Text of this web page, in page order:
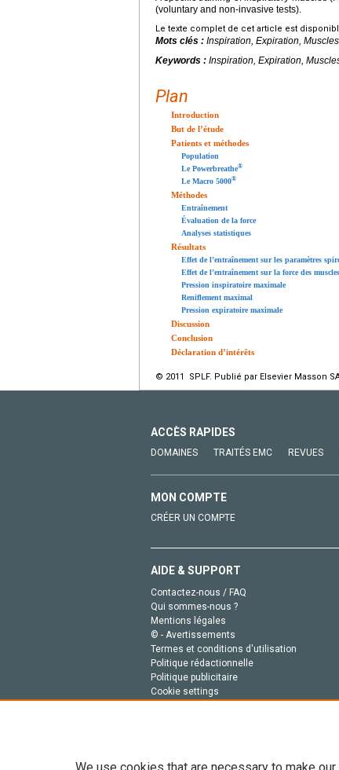
(voluntary and non-invasive tests).
Le texte complet de cet article est
Mots clés : Inspiration, Expiration,
Keywords : Inspiration, Expiration,
Plan
Introduction
But de l’étude
Patients et méthodes
Population
Le Powerbreathe®
Le Macro 5000®
Méthodes
Entraînement
Évaluation de la force
Analyses statistiques
Résultats
Effet de l’entraînement sur les paramètres
Effet de l’entraînement sur la force des
Pression inspiratoire maximale
Reniflement maximal
Pression expiratoire maximale
Discussion
Conclusion
Déclaration d’intérêts
© 2011 SPLF. Publié par Elsevier Masson
ACCÈS RAPIDES
DOMAINES TRAITÉS EMC REVUES
MON COMPTE
CRÉER UN COMPTE
AIDE & SUPPORT
Contactez-nous / FAQ
Qui sommes-nous ?
Mentions légales
© - Avertissements
Termes et conditions d'utilisation
Politique rédactionnelle
Politique publicitaire
Cookie settings